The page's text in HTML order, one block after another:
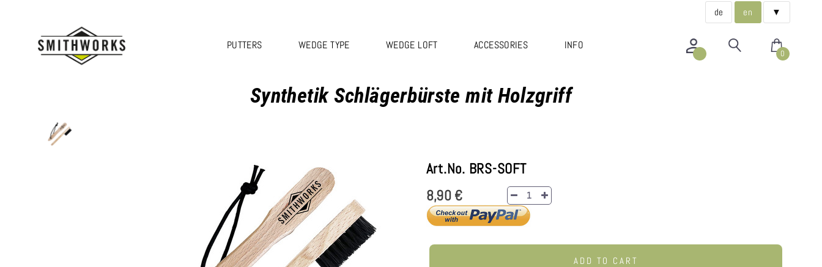
de en ▼
PUTTERS WEDGE TYPE WEDGE LOFT ACCESSORIES INFO
0
Synthetik Schlägerbürste mit Holzgriff
Art.No. BRS-SOFT
8,90 €
ADD TO CART